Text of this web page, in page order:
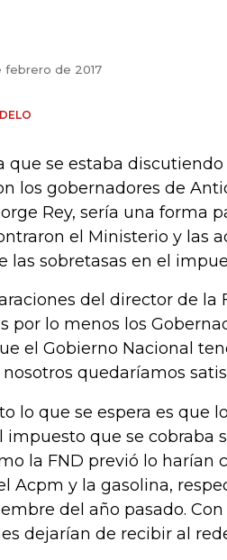
febrero de 2017
que se estaba
los gobernadores de
Rey, sería una forma
el Ministerio y las
las sobretasas en el
del director de la
por lo menos los
el Gobierno Nacional
quedaríamos
lo que se espera es que
que se cobraba
la FND previó lo harían
Acpm y la gasolina,
del año pasado.
dejarían de recibir al